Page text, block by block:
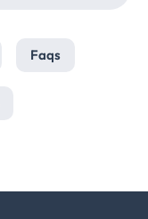
Faqs